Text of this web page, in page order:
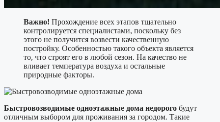
Важно! Прохождение всех этапов тщательно
контролируется специалистами, поскольку без
этого не получится возвести качественную
постройку. Особенностью такого объекта является
то, что строят его в любой сезон. На качество не
вливает температура воздуха и остальные
природные факторы.
Быстровозводимые одноэтажные дома недорого будут
отличным выбором для проживания за городом. Такие